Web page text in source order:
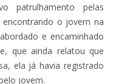
patrulhamento pelas
o jovem na
e encaminhado
que ainda relatou que
ela já havia registrado
jovem.